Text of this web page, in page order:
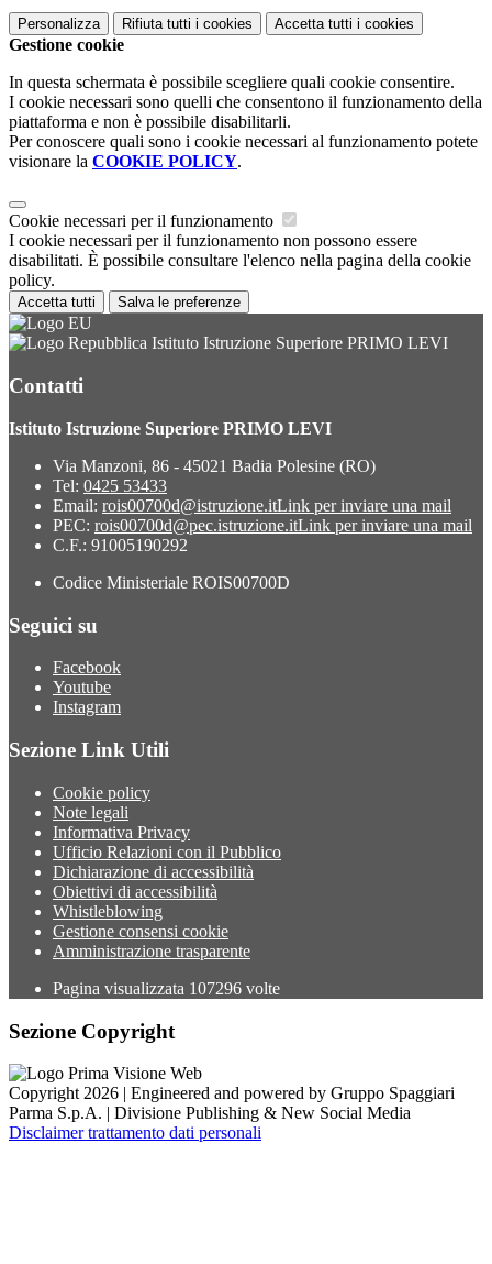
Personalizza Rifiuta tutti i cookies Accetta tutti i cookies
Gestione cookie
In questa schermata è possibile scegliere quali cookie consentire.
I cookie necessari sono quelli che consentono il funzionamento della
piattaforma e non è possibile disabilitarli.
Per conoscere quali sono i cookie necessari al funzionamento potete
visionare la COOKIE POLICY.
Cookie necessari per il funzionamento
I cookie necessari per il funzionamento non possono essere
disabilitati. È possibile consultare l'elenco nella pagina della cookie
policy.
Accetta tutti Salva le preferenze
Istituto Istruzione Superiore PRIMO LEVI
Contatti
Istituto Istruzione Superiore PRIMO LEVI
Via Manzoni, 86 - 45021 Badia Polesine (RO)
Tel: 0425 53433
Email: rois00700d@istruzione.itLink per inviare una mail
PEC: rois00700d@pec.istruzione.itLink per inviare una mail
C.F.: 91005190292
Codice Ministeriale ROIS00700D
Seguici su
Facebook
Youtube
Instagram
Sezione Link Utili
Cookie policy
Note legali
Informativa Privacy
Ufficio Relazioni con il Pubblico
Dichiarazione di accessibilità
Obiettivi di accessibilità
Whistleblowing
Gestione consensi cookie
Amministrazione trasparente
Pagina visualizzata 107296 volte
Sezione Copyright
Copyright 2026 | Engineered and powered by Gruppo Spaggiari
Parma S.p.A. | Divisione Publishing & New Social Media
Disclaimer trattamento dati personali